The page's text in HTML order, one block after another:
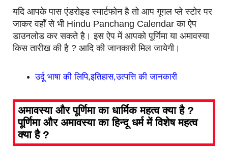
यदि आपके पास एंडरोइड स्मार्टफोन है तो आप गूगल प्ले स्टोर पर
जाकर वहाँ से भी Hindu Panchang Calendar का ऐप
डाउनलोड कर सकते है। इस ऐप में आपको पूर्णिमा या अमावस्या
किस तारीख की है ? आदि की जानकारी मिल जायेगी।
उर्दू भाषा की लिपि,इतिहास,उत्पत्ति की जानकारी
अमावस्या और पूर्णिमा का धार्मिक महत्व क्या है ?
पूर्णिमा और अमावस्या का हिन्दू धर्म में विशेष महत्व
क्या है ?